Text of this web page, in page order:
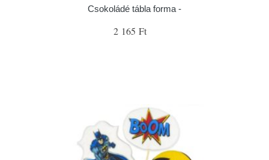
Csokoládé tábla forma -
2 165 Ft